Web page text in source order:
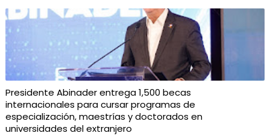
Presidente Abinader entrega 1,500 becas
internacionales para cursar programas de
especialización, maestrías y doctorados en
universidades del extranjero